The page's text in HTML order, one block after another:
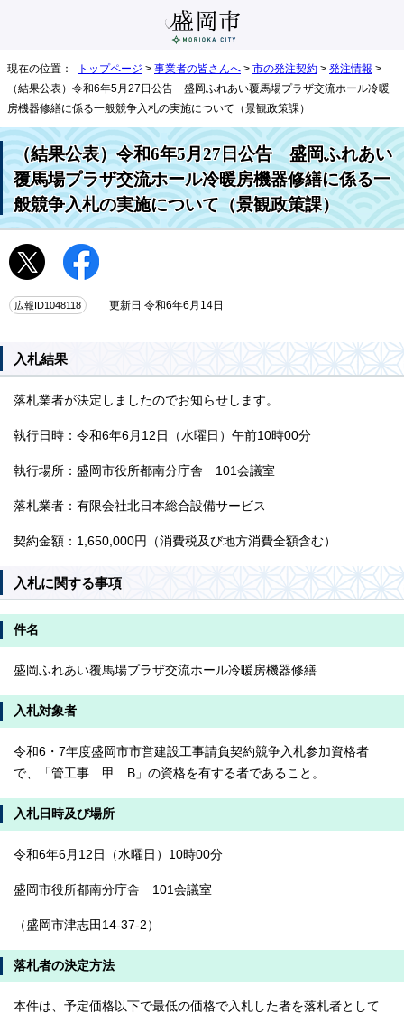
現在の位置： トップページ > 事業者の皆さんへ > 市の発注契約 > 発注情報 >
（結果公表）令和6年5月27日公告 盛岡ふれあい覆馬場プラザ交流ホール冷暖
房機器修繕に係る一般競争入札の実施について（景観政策課）
（結果公表）令和6年5月27日公告 盛岡ふれあい
覆馬場プラザ交流ホール冷暖房機器修繕に係る一
般競争入札の実施について（景観政策課）
広報ID1048118 更新日 令和6年6月14日
入札結果
落札業者が決定しましたのでお知らせします。
執行日時：令和6年6月12日（水曜日）午前10時00分
執行場所：盛岡市役所都南分庁舎 101会議室
落札業者：有限会社北日本総合設備サービス
契約金額：1,650,000円（消費税及び地方消費全額含む）
入札に関する事項
件名
盛岡ふれあい覆馬場プラザ交流ホール冷暖房機器修繕
入札対象者
令和6・7年度盛岡市市営建設工事請負契約競争入札参加資格者
で、「管工事 甲 B」の資格を有する者であること。
入札日時及び場所
令和6年6月12日（水曜日）10時00分
盛岡市役所都南分庁舎 101会議室
（盛岡市津志田14-37-2）
落札者の決定方法
本件は、予定価格以下で最低の価格で入札した者を落札者として